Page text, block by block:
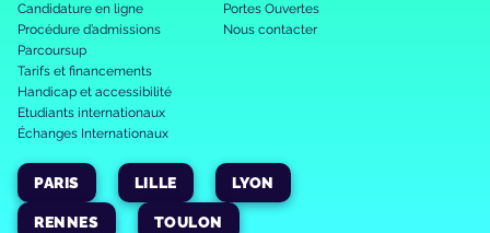
Candidature en ligne
Procédure d’admissions
Parcoursup
Tarifs et financements
Handicap et accessibilité
Etudiants internationaux
Échanges Internationaux
Portes Ouvertes
Nous contacter
PARIS LILLE LYON
RENNES TOULON